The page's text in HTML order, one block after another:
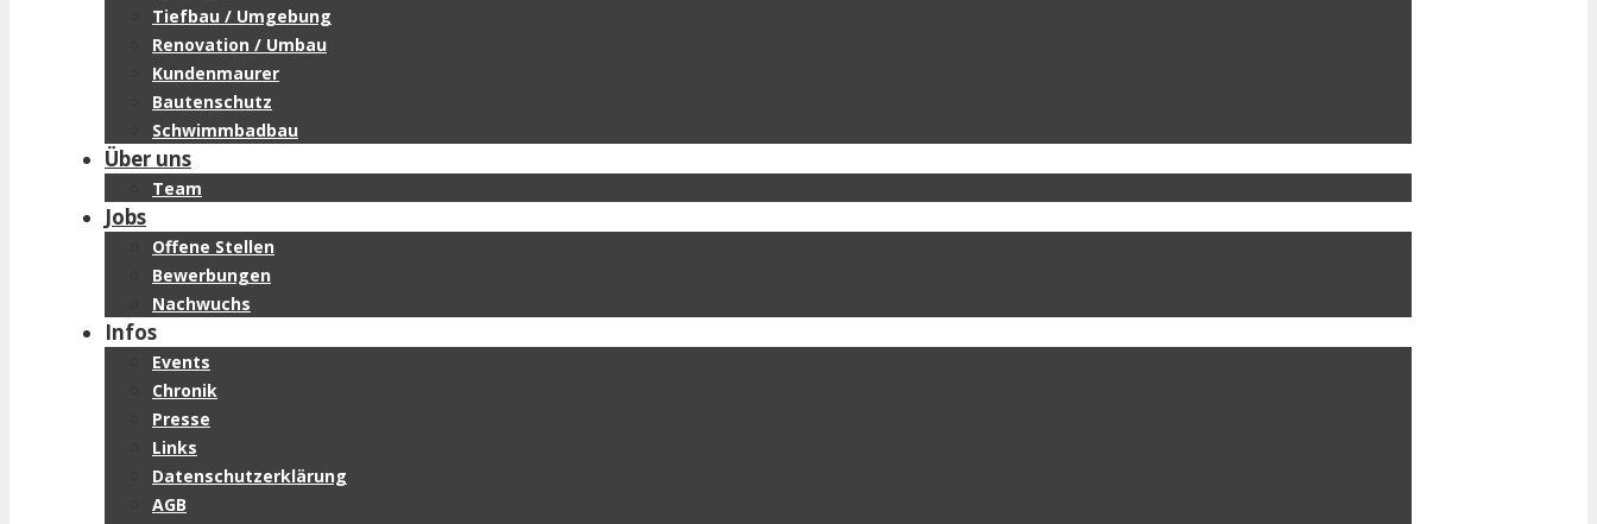
Tiefbau / Umgebung
Renovation / Umbau
Kundenmaurer
Bautenschutz
Schwimmbadbau
Über uns
Team
Jobs
Offene Stellen
Bewerbungen
Nachwuchs
Infos
Events
Chronik
Presse
Links
Datenschutzerklärung
AGB